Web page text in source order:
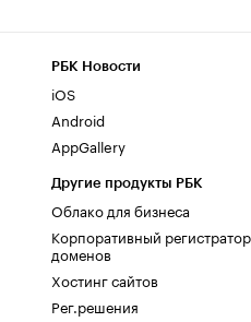
РБК Новости
iOS
Android
AppGallery
Другие продукты РБК
Облако для бизнеса
Корпоративный регистратор
доменов
Хостинг сайтов
Рег.решения